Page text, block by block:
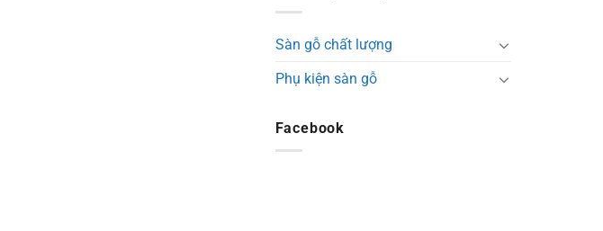
Sàn gỗ chất lượng
Phụ kiện sàn gỗ
Facebook